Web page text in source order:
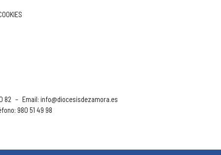
82 – Email: info@diocesisdezamora.es
980 51 49 98